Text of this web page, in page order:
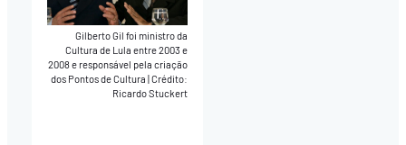
Gilberto Gil foi ministro da
Cultura de Lula entre 2003 e
2008 e responsável pela criação
dos Pontos de Cultura Crédito:
Ricardo Stuckert